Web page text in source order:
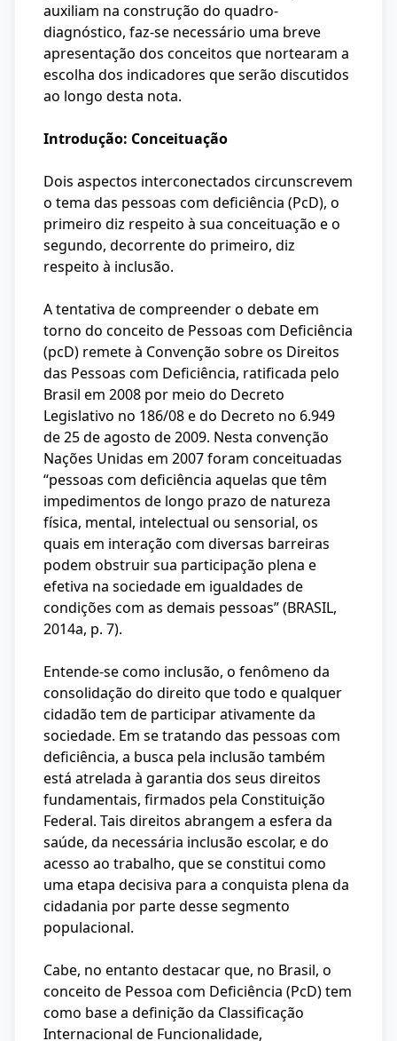
auxiliam na construção do quadro-
diagnóstico, faz-se necessário uma breve
apresentação dos conceitos que nortearam a
escolha dos indicadores que serão discutidos
ao longo desta nota.
Introdução: Conceituação
Dois aspectos interconectados circunscrevem
o tema das pessoas com deficiência (PcD), o
primeiro diz respeito à sua conceituação e o
segundo, decorrente do primeiro, diz
respeito à inclusão.
A tentativa de compreender o debate em
torno do conceito de Pessoas com Deficiência
(pcD) remete à Convenção sobre os Direitos
das Pessoas com Deficiência, ratificada pelo
Brasil em 2008 por meio do Decreto
Legislativo no 186/08 e do Decreto no 6.949
de 25 de agosto de 2009. Nesta convenção
Nações Unidas em 2007 foram conceituadas
“pessoas com deficiência aquelas que têm
impedimentos de longo prazo de natureza
física, mental, intelectual ou sensorial, os
quais em interação com diversas barreiras
podem obstruir sua participação plena e
efetiva na sociedade em igualdades de
condições com as demais pessoas” (BRASIL,
2014a, p. 7).
Entende-se como inclusão, o fenômeno da
consolidação do direito que todo e qualquer
cidadão tem de participar ativamente da
sociedade. Em se tratando das pessoas com
deficiência, a busca pela inclusão também
está atrelada à garantia dos seus direitos
fundamentais, firmados pela Constituição
Federal. Tais direitos abrangem a esfera da
saúde, da necessária inclusão escolar, e do
acesso ao trabalho, que se constitui como
uma etapa decisiva para a conquista plena da
cidadania por parte desse segmento
populacional.
Cabe, no entanto destacar que, no Brasil, o
conceito de Pessoa com Deficiência (PcD) tem
como base a definição da Classificação
Internacional de Funcionalidade,